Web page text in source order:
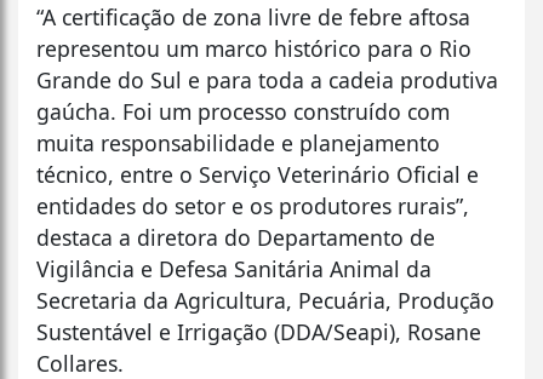
“A certificação de zona livre de febre aftosa
representou um marco histórico para o Rio
Grande do Sul e para toda a cadeia produtiva
gaúcha. Foi um processo construído com
muita responsabilidade e planejamento
técnico, entre o Serviço Veterinário Oficial e
entidades do setor e os produtores rurais”,
destaca a diretora do Departamento de
Vigilância e Defesa Sanitária Animal da
Secretaria da Agricultura, Pecuária, Produção
Sustentável e Irrigação (DDA/Seapi), Rosane
Collares.